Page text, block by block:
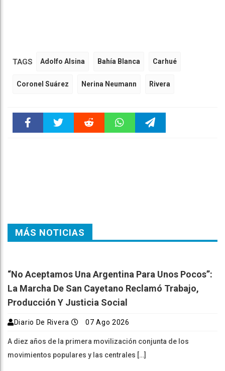
TAGS Adolfo Alsina Bahía Blanca Carhué
Coronel Suárez Nerina Neumann Rivera
MÁS NOTICIAS
“No Aceptamos Una Argentina Para Unos Pocos”:
La Marcha De San Cayetano Reclamó Trabajo,
Producción Y Justicia Social
Diario De Rivera 07 Ago 2026
A diez años de la primera movilización conjunta de los
movimientos populares y las centrales […]